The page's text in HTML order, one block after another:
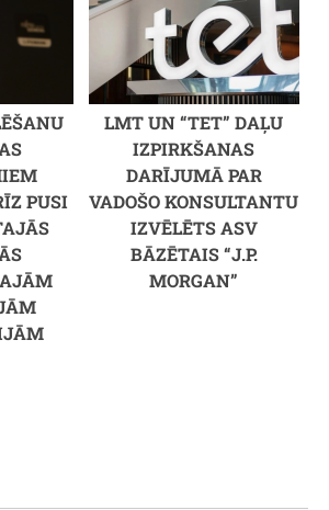
PUSI
LMT UN “TET” DAĻU
IZPIRKŠANAS
DARĪJUMĀ PAR
VADOŠO KONSULTANTU
IZVĒLĒTS ASV
BĀZĒTAIS “J.P.
MORGAN”